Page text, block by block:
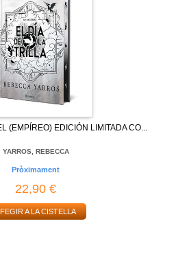
(EMPÍREO) EDICIÓN LIMITADA CO...
YARROS, REBECCA
Pròximament
22,90 €
A LA CISTELLA